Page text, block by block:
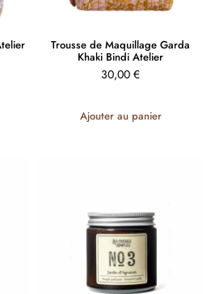
Trousse de Maquillage Garda
Khaki Bindi Atelier
30,00 €
Ajouter au panier